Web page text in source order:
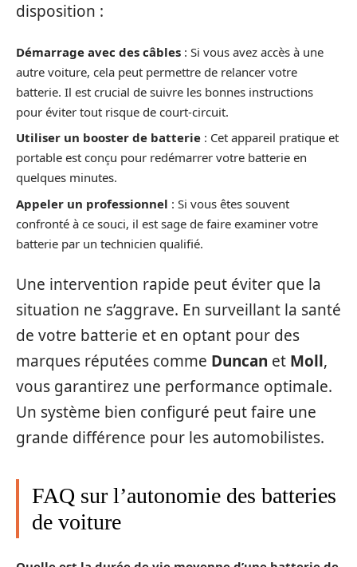
disposition :
Démarrage avec des câbles : Si vous avez accès à une
autre voiture, cela peut permettre de relancer votre
batterie. Il est crucial de suivre les bonnes instructions
pour éviter tout risque de court-circuit.
Utiliser un booster de batterie : Cet appareil pratique et
portable est conçu pour redémarrer votre batterie en
quelques minutes.
Appeler un professionnel : Si vous êtes souvent
confronté à ce souci, il est sage de faire examiner votre
batterie par un technicien qualifié.
Une intervention rapide peut éviter que la
situation ne s’aggrave. En surveillant la santé
de votre batterie et en optant pour des
marques réputées comme Duncan et Moll,
vous garantirez une performance optimale.
Un système bien configuré peut faire une
grande différence pour les automobilistes.
FAQ sur l’autonomie des batteries
de voiture